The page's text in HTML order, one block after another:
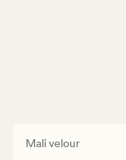
Mali velour